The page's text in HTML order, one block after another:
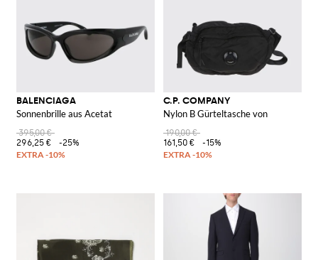
BALENCIAGA
Sonnenbrille aus Acetat
395,00 €
296,25 €
-25%
C.P. COMPANY
Nylon B Gürteltasche von
190,00 €
161,50 €
-15%